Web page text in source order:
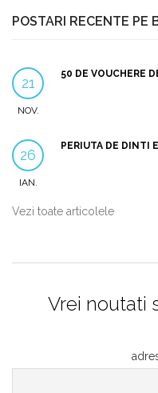
POSTARI RECENTE PE
21
NOV.
50 DE VOUCHERE
26
IAN.
PERIUTA DE DINTI
Vezi toate articolele
Vrei noutati